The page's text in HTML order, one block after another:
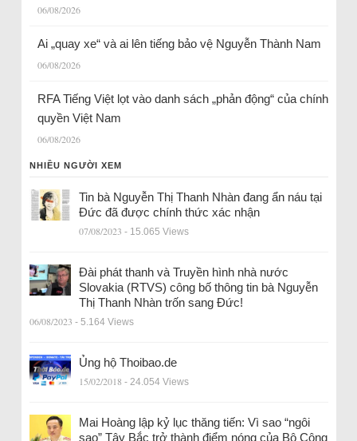
06/08/2026
Ai „quay xe“ và ai lên tiếng bảo vệ Nguyễn Thành Nam
06/08/2026
RFA Tiếng Việt lọt vào danh sách „phản động“ của chính
quyền Việt Nam
06/08/2026
NHIỀU NGƯỜI XEM
Tin bà Nguyễn Thị Thanh Nhàn đang ẩn náu tại
Đức đã được chính thức xác nhận
07/08/2023 - 15.065 Views
Đài phát thanh và Truyền hình nhà nước
Slovakia (RTVS) công bố thông tin bà Nguyễn
Thị Thanh Nhàn trốn sang Đức!
06/08/2023 - 5.164 Views
Ủng hộ Thoibao.de
15/02/2018 - 24.054 Views
Mai Hoàng lập kỷ lục thăng tiến: Vì sao “ngôi
sao” Tây Bắc trở thành điểm nóng của Bộ Công